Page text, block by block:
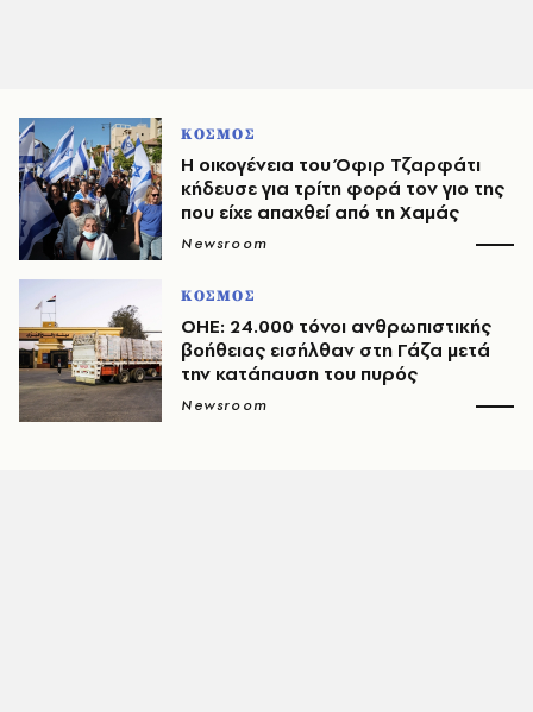
ΚΟΣΜΟΣ
Η οικογένεια του Όφιρ Τζαρφάτι
κήδευσε για τρίτη φορά τον γιο της
που είχε απαχθεί από τη Χαμάς
Newsroom
ΚΟΣΜΟΣ
ΟΗΕ: 24.000 τόνοι ανθρωπιστικής
βοήθειας εισήλθαν στη Γάζα μετά
την κατάπαυση του πυρός
Newsroom